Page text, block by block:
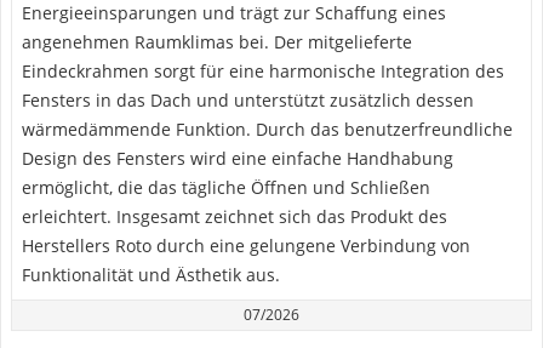
Energieeinsparungen und trägt zur Schaffung eines
angenehmen Raumklimas bei. Der mitgelieferte
Eindeckrahmen sorgt für eine harmonische Integration des
Fensters in das Dach und unterstützt zusätzlich dessen
wärmedämmende Funktion. Durch das benutzerfreundliche
Design des Fensters wird eine einfache Handhabung
ermöglicht, die das tägliche Öffnen und Schließen
erleichtert. Insgesamt zeichnet sich das Produkt des
Herstellers Roto durch eine gelungene Verbindung von
Funktionalität und Ästhetik aus.
07/2026